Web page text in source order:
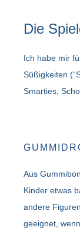
Die
Ich habe mir
Süßigkeiten
Smarties,
Aus
Kinder etwas
andere
geeignet,